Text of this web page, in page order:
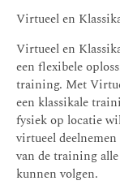
Virtueel en
Virtueel en
een flexibele
training. Met
een klassikale
fysiek op locatie
virtueel
van de training
kunnen volgen.